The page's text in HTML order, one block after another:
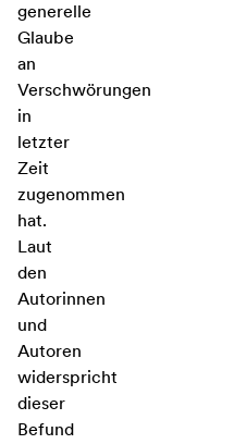
generelle
Glaube
an
Verschwörungen
in
letzter
Zeit
zugenommen
hat.
Laut
den
Autorinnen
und
Autoren
widerspricht
dieser
Befund